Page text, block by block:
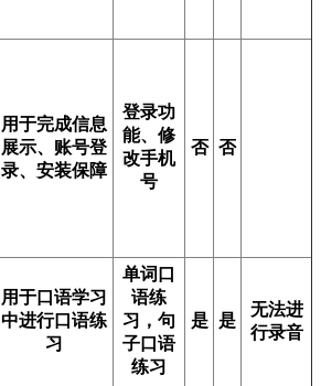
用于完成信息
展示、账号登
录、安装保障
登录功
能、修
改手机
号
否 否
用于口语学习
中进行口语练
习
单词口
语练
习，句
子口语
练习
是 是
无法进
行录音